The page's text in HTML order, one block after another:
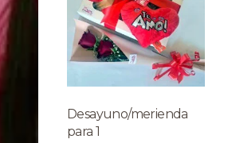
Desayuno/merienda
para 1